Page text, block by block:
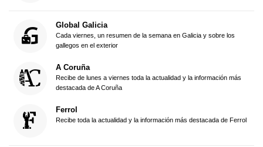
Global Galicia
Cada viernes, un resumen de la semana en Galicia y sobre los
gallegos en el exterior
A Coruña
Recibe de lunes a viernes toda la actualidad y la información más
destacada de A Coruña
Ferrol
Recibe toda la actualidad y la información más destacada de Ferrol